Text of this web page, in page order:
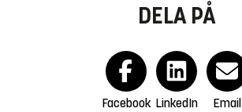
DELA PÅ
Facebook LinkedIn Email